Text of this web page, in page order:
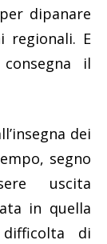
per dipanare
regionali. E
consegna il
dei
segno
uscita
in quella
di